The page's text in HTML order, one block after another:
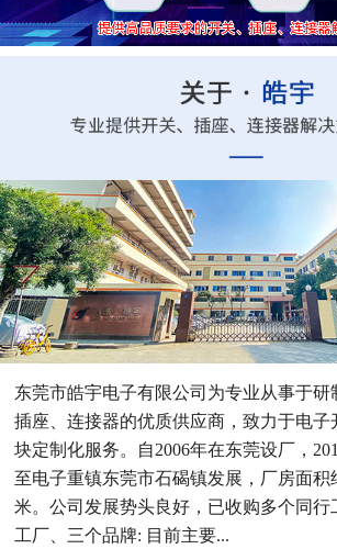
东莞市皓宇电子有限公司为专业从事于研
插座、连接器的优质供应商，致力于电子
块定制化服务。自2006年在东莞设厂，
至电子重镇东莞市石碣镇发展，厂房面积
米。公司发展势头良好，已收购多个同行
工厂、三个品牌: 目前主要...